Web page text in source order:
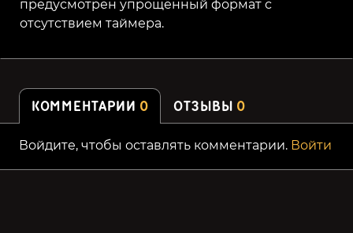
предусмотрен упрощённый формат с
отсутствием таймера.
КОММЕНТАРИИ 0 ОТЗЫВЫ 0
Войдите, чтобы оставлять комментарии. Войти